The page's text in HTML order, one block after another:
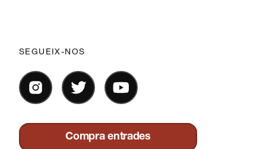
SEGUEIX-NOS
Compra entrades